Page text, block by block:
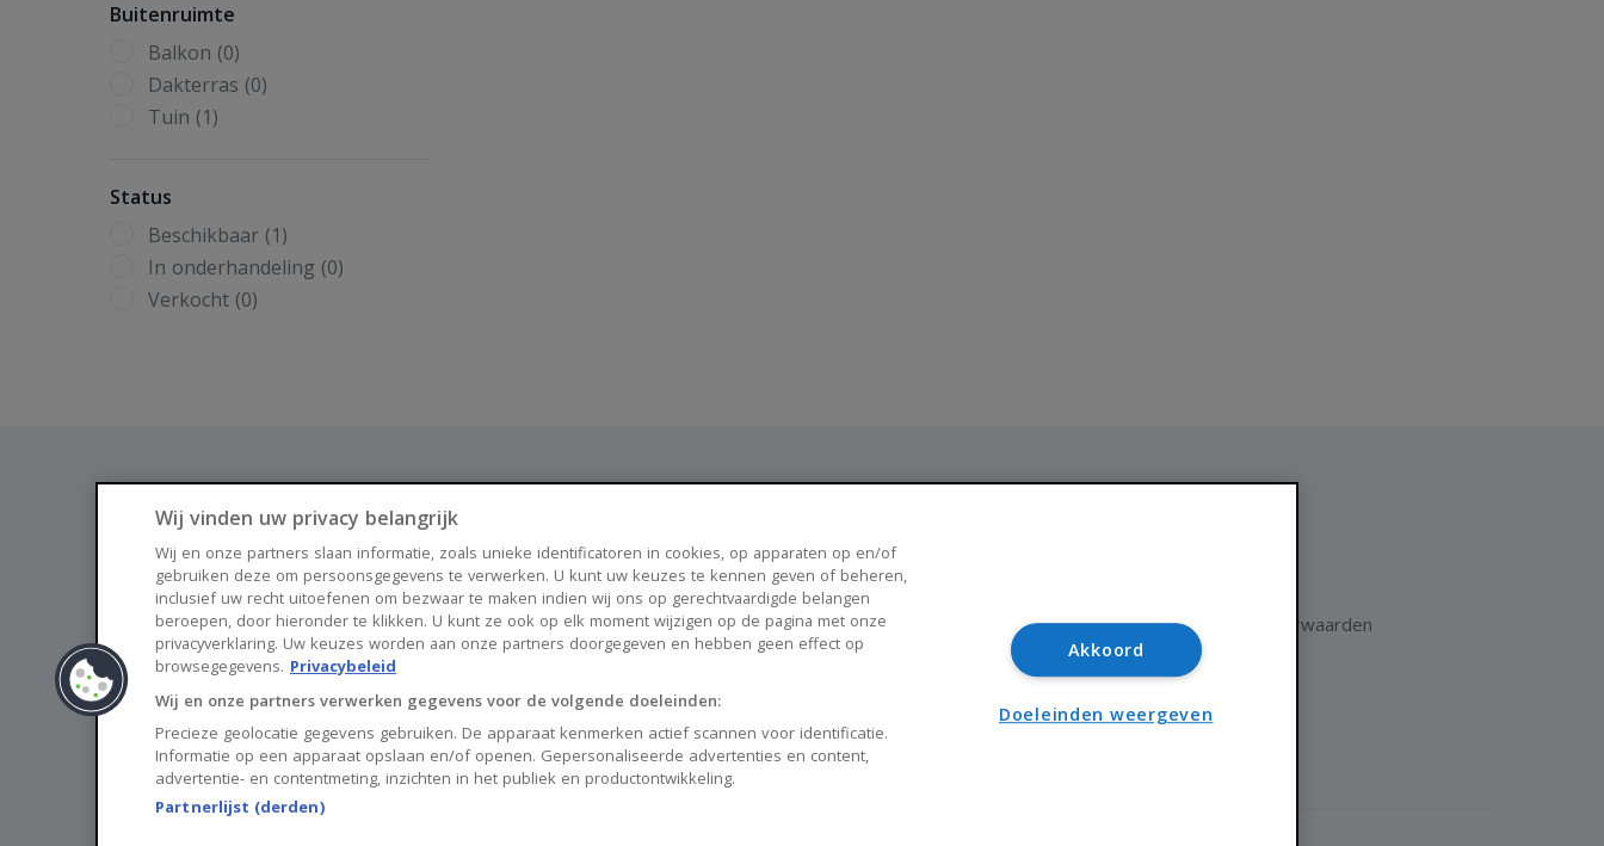
Buitenruimte
Balkon (0)
Dakterras (0)
Tuin (1)
Status
Beschikbaar (1)
In onderhandeling (0)
Verkocht (0)
Vind je nieuwe thuis via Huisnet
Breda
Apeldoorn
Arnhem
Enschede
Amersfoort
Algemene voorwaarden
Privacybeleid
Contact
Wij vinden uw privacy belangrijk
Wij en onze partners slaan informatie, zoals unieke identificatoren in cookies, op apparaten op en/of
gebruiken deze om persoonsgegevens te verwerken. U kunt uw keuzes te kennen geven of beheren,
inclusief uw recht uitoefenen om bezwaar te maken indien wij ons op gerechtvaardigde belangen
beroepen, door hieronder te klikken. U kunt ze ook op elk moment wijzigen op de pagina met onze
privacyverklaring. Uw keuzes worden aan onze partners doorgegeven en hebben geen effect op
browsegegevens. Privacybeleid
Wij en onze partners verwerken gegevens voor de volgende doeleinden:
Precieze geolocatie gegevens gebruiken. De apparaat kenmerken actief scannen voor identificatie.
Informatie op een apparaat opslaan en/of openen. Gepersonaliseerde advertenties en content,
advertentie- en contentmeting, inzichten in het publiek en productontwikkeling.
Partnerlijst (derden)
Akkoord
Doeleinden weergeven